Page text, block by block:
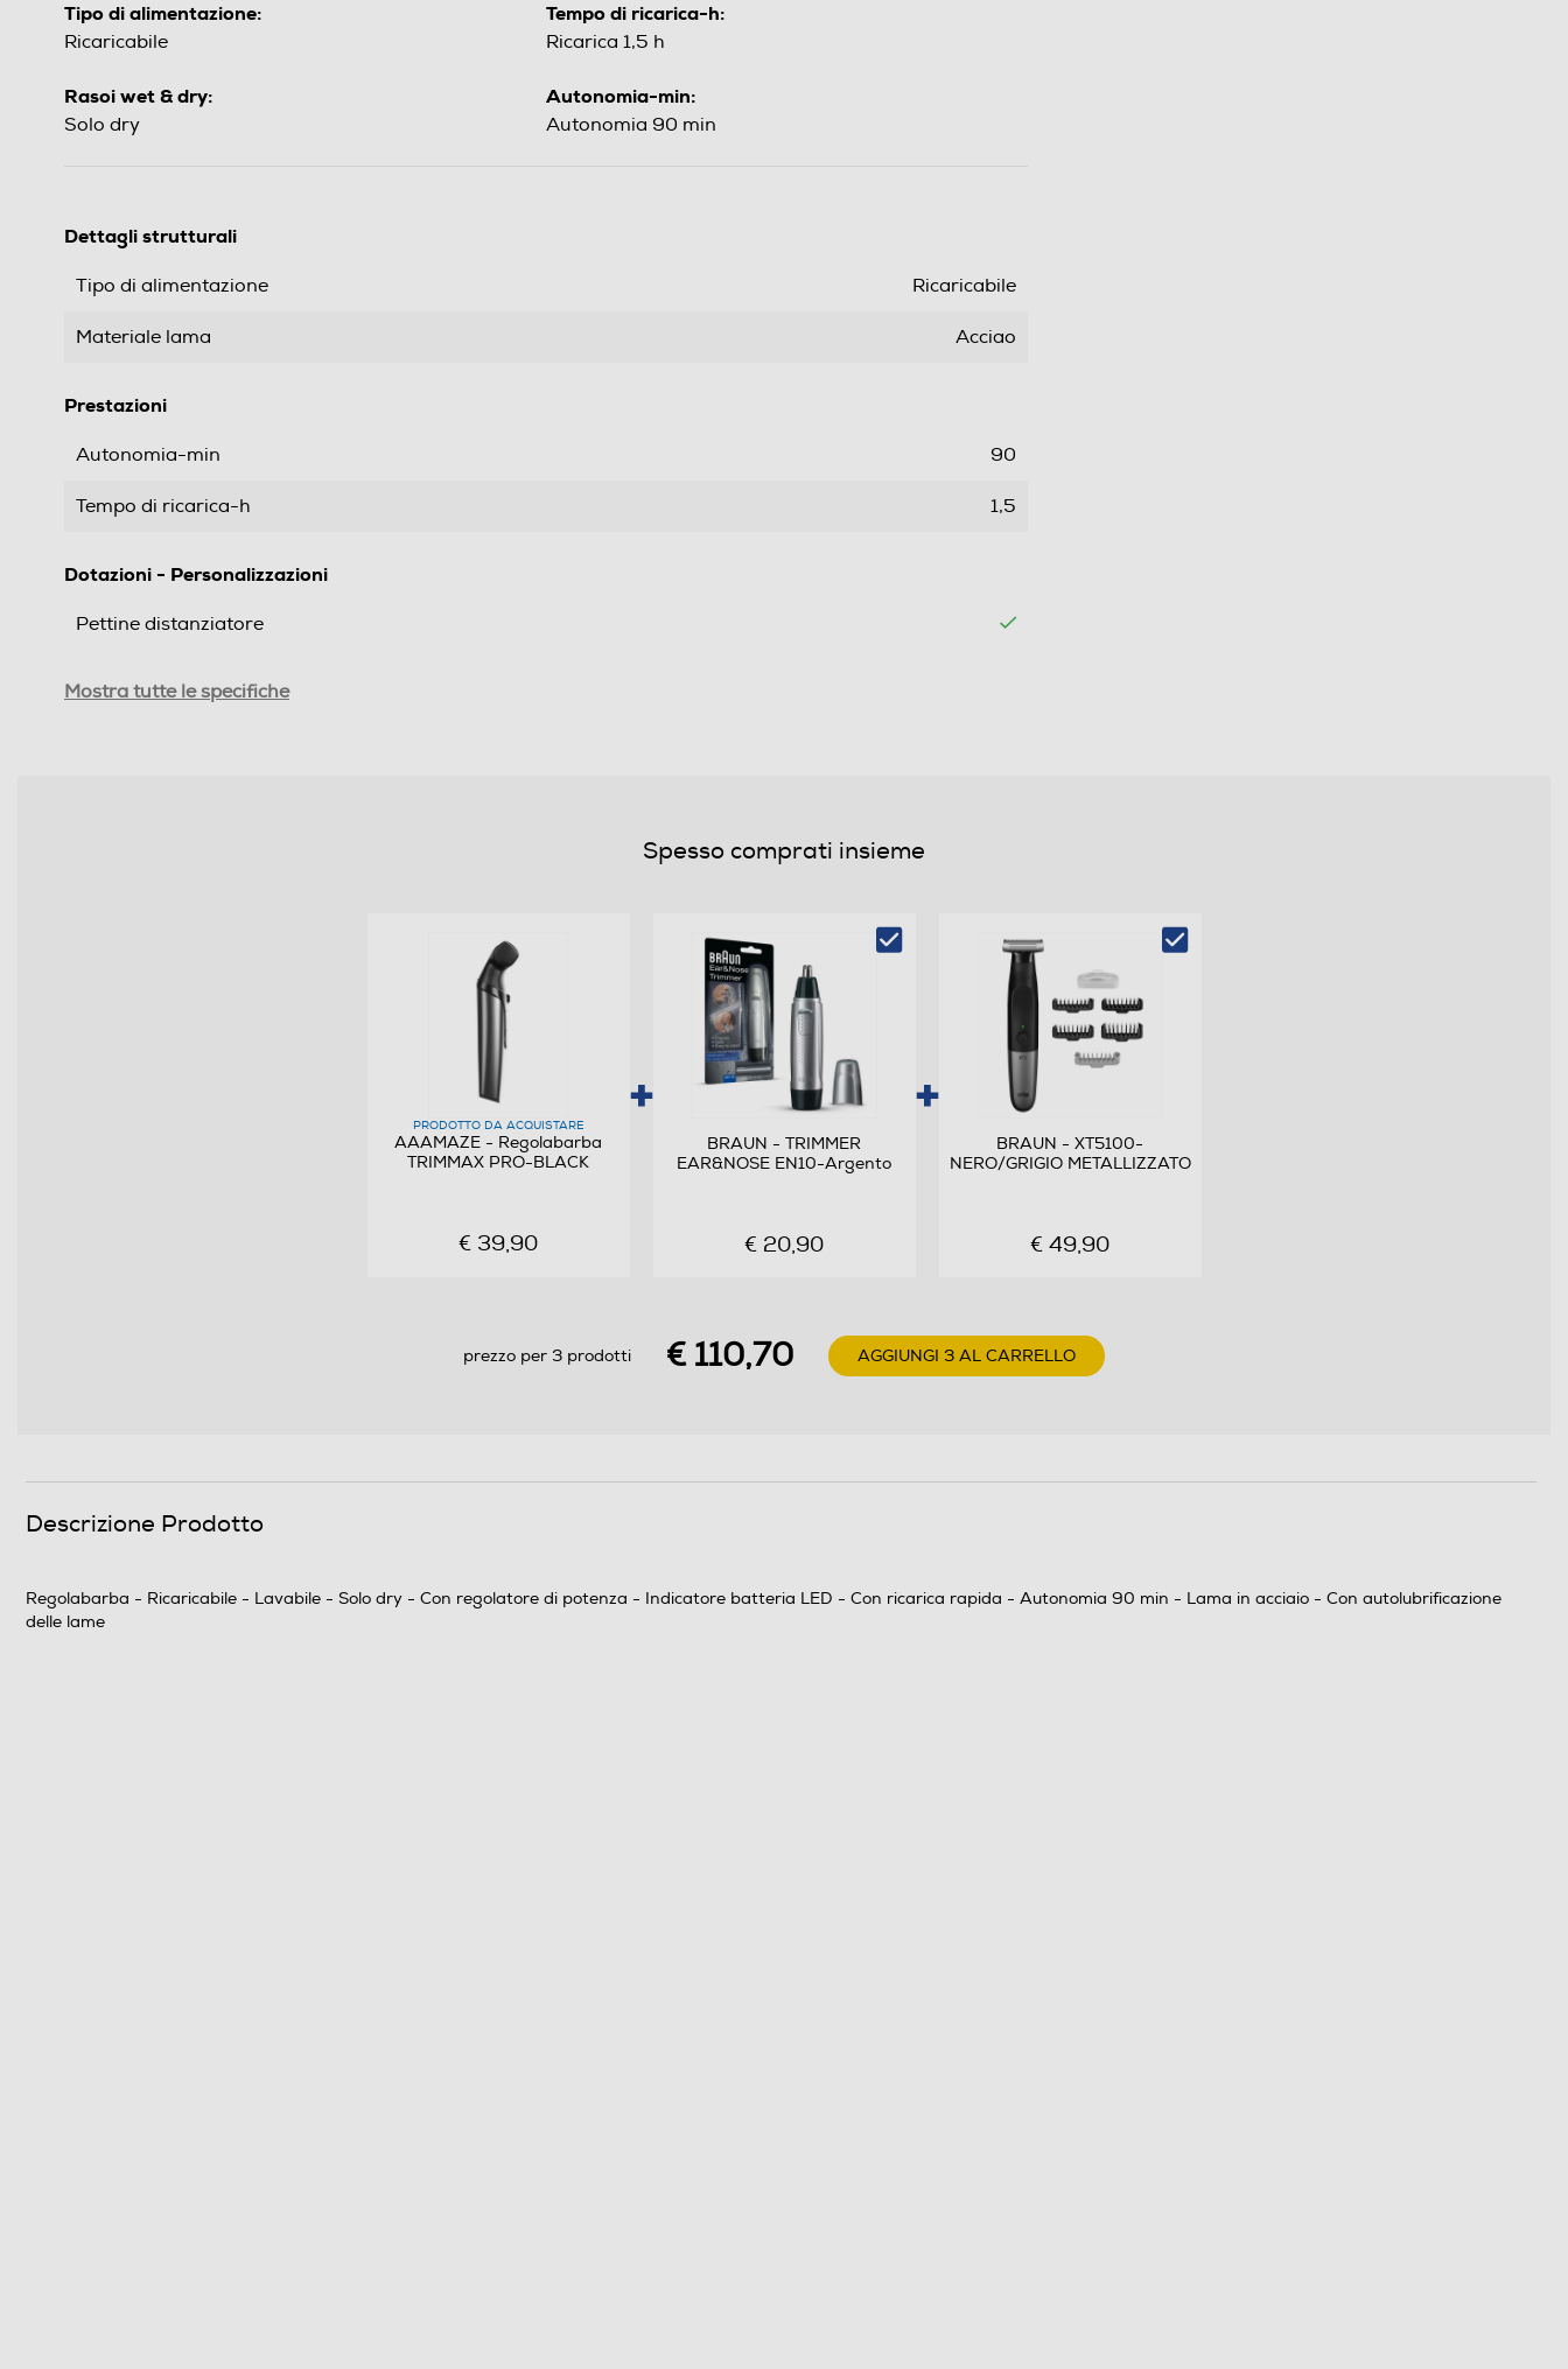
Tipo di alimentazione:
Ricaricabile
Tempo di ricarica-h:
Ricarica 1,5 h
Rasoi wet & dry:
Solo dry
Autonomia-min:
Autonomia 90 min
Dettagli strutturali
Tipo di alimentazione Ricaricabile
Materiale lama Acciao
Prestazioni
Autonomia-min 90
Tempo di ricarica-h 1,5
Dotazioni - Personalizzazioni
Pettine distanziatore
Lavabile
No
0,02
Mostra tutte le specifiche
Spesso comprati insieme
PRODOTTO DA ACQUISTARE
AAAMAZE - Regolabarba
TRIMMAX PRO-BLACK
€ 39,90
BRAUN - TRIMMER
EAR&NOSE EN10-Argento
€ 20,90
BRAUN - XT5100-
NERO/GRIGIO METALLIZZATO
€ 49,90
prezzo per 3 prodotti € 110,70 AGGIUNGI 3 AL CARRELLO
Descrizione Prodotto
Regolabarba - Ricaricabile - Lavabile - Solo dry - Con regolatore di potenza - Indicatore batteria LED - Con ricarica rapida - Autonomia 90 min - Lama in acciaio - Con autolubrificazione
delle lame